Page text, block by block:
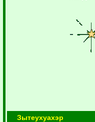
Зытеухуахэр